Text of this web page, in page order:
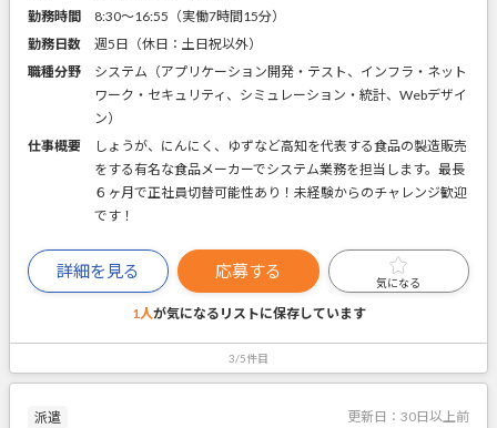
勤務時間
8:30～16:55（実働7時間15分）
勤務日数
週5日（休日：土日祝以外）
職種分野
システム（アプリケーション開発・テスト、インフラ・ネット
ワーク・セキュリティ、シミュレーション・統計、Webデザイ
ン）
仕事概要
しょうが、にんにく、ゆずなど高知を代表する食品の製造販売
をする有名な食品メーカーでシステム業務を担当します。最長
６ヶ月で正社員切替可能性あり！未経験からのチャレンジ歓迎
です！
詳細を見る 応募する
気になる
1人が気になるリストに保存しています
3/5件目
派遣 更新日： 30日以上前